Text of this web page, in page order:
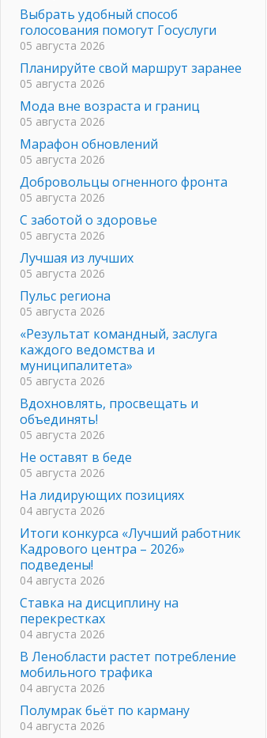
Выбрать удобный способ
голосования помогут Госуслуги
05 августа 2026
Планируйте свой маршрут заранее
05 августа 2026
Мода вне возраста и границ
05 августа 2026
Марафон обновлений
05 августа 2026
Добровольцы огненного фронта
05 августа 2026
С заботой о здоровье
05 августа 2026
Лучшая из лучших
05 августа 2026
Пульс региона
05 августа 2026
«Результат командный, заслуга
каждого ведомства и
муниципалитета»
05 августа 2026
Вдохновлять, просвещать и
объединять!
05 августа 2026
Не оставят в беде
05 августа 2026
На лидирующих позициях
04 августа 2026
Итоги конкурса «Лучший работник
Кадрового центра – 2026»
подведены!
04 августа 2026
Ставка на дисциплину на
перекрестках
04 августа 2026
В Ленобласти растет потребление
мобильного трафика
04 августа 2026
Полумрак бьёт по карману
04 августа 2026